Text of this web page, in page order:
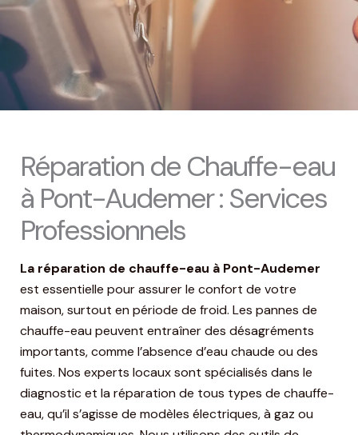
Réparation de Chauffe-eau
à Pont-Audemer : Services
Professionnels
La réparation de chauffe-eau à Pont-Audemer
est essentielle pour assurer le confort de votre
maison, surtout en période de froid. Les pannes de
chauffe-eau peuvent entraîner des désagréments
importants, comme l’absence d’eau chaude ou des
fuites. Nos experts locaux sont spécialisés dans le
diagnostic et la réparation de tous types de chauffe-
eau, qu’il s’agisse de modèles électriques, à gaz ou